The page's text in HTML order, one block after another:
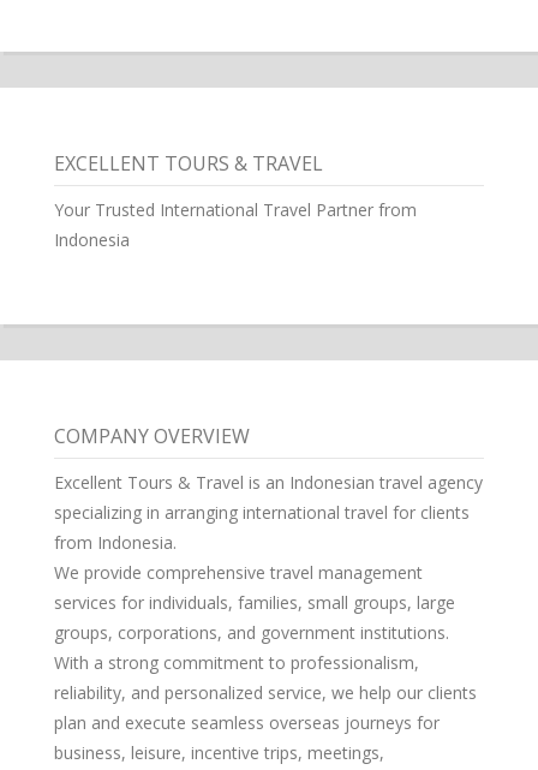
EXCELLENT TOURS & TRAVEL
Your Trusted International Travel Partner from
Indonesia
COMPANY OVERVIEW
Excellent Tours & Travel is an Indonesian travel agency
specializing in arranging international travel for clients
from Indonesia.
We provide comprehensive travel management
services for individuals, families, small groups, large
groups, corporations, and government institutions.
With a strong commitment to professionalism,
reliability, and personalized service, we help our clients
plan and execute seamless overseas journeys for
business, leisure, incentive trips, meetings,